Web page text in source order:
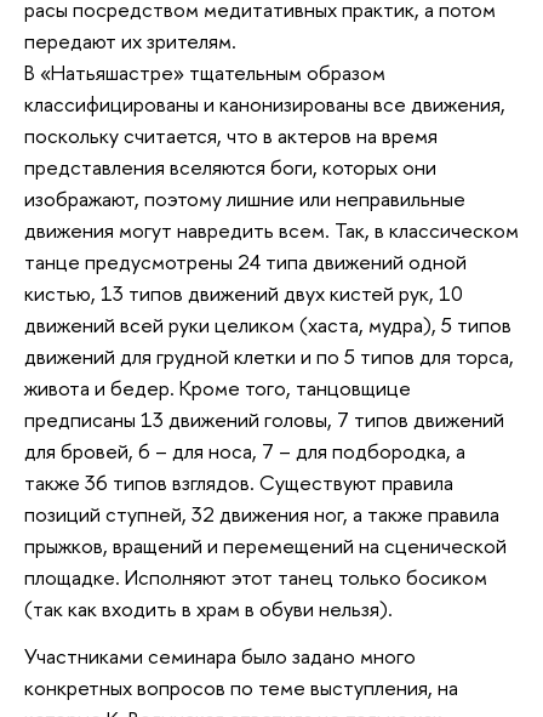
расы посредством медитативных практик, а потом
передают их зрителям.
В «Натьяшастре» тщательным образом
классифицированы и канонизированы все движения,
поскольку считается, что в актеров на время
представления вселяются боги, которых они
изображают, поэтому лишние или неправильные
движения могут навредить всем. Так, в классическом
танце предусмотрены 24 типа движений одной
кистью, 13 типов движений двух кистей рук, 10
движений всей руки целиком (хаста, мудра), 5 типов
движений для грудной клетки и по 5 типов для торса,
живота и бедер. Кроме того, танцовщице
предписаны 13 движений головы, 7 типов движений
для бровей, 6 – для носа, 7 – для подбородка, а
также 36 типов взглядов. Существуют правила
позиций ступней, 32 движения ног, а также правила
прыжков, вращений и перемещений на сценической
площадке. Исполняют этот танец только босиком
(так как входить в храм в обуви нельзя).
Участниками семинара было задано много
конкретных вопросов по теме выступления, на